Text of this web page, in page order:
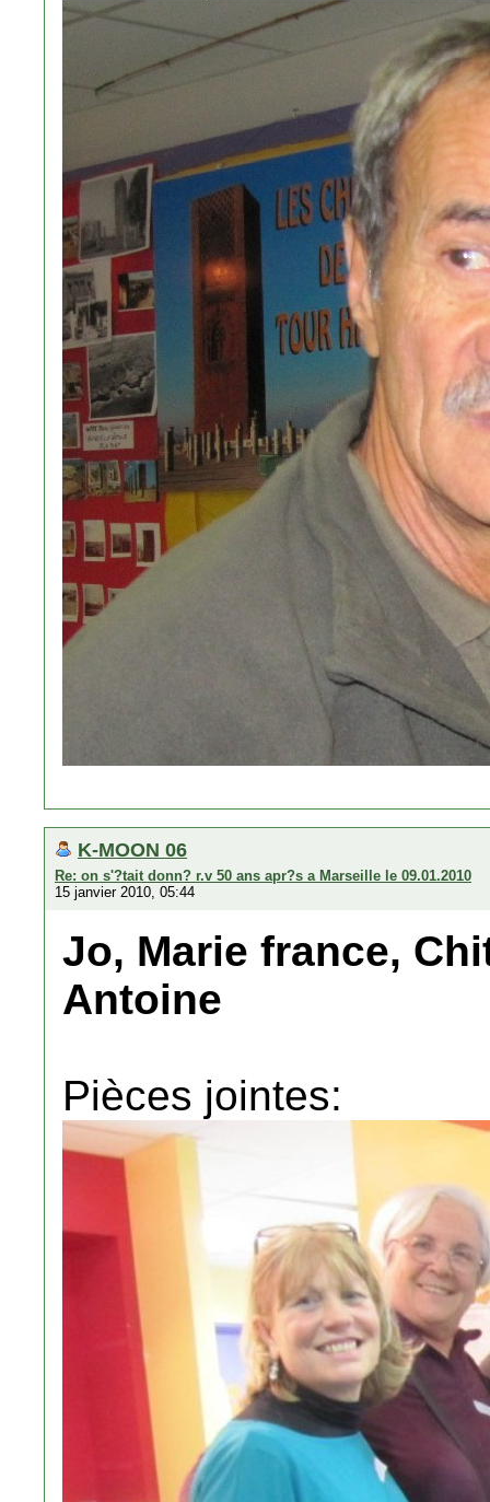
K-MOON 06
Re: on s'?tait donn? r.v 50 ans apr?s a Marseille le 09.01.2010
15 janvier 2010, 05:44
Jo, Marie france,
Antoine
Pièces jointes: